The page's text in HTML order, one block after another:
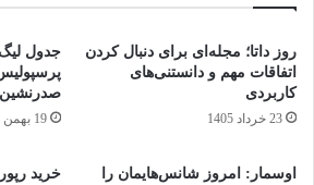
روز داتا؛ مجله‌ای برای دنبال کردن
اتفاقات مهم و دانستنی‌های
کاربردی
23 خرداد 1405
جدول
19 بهمن 1404
اوسمار: امروز شانس‌هایمان را خرید